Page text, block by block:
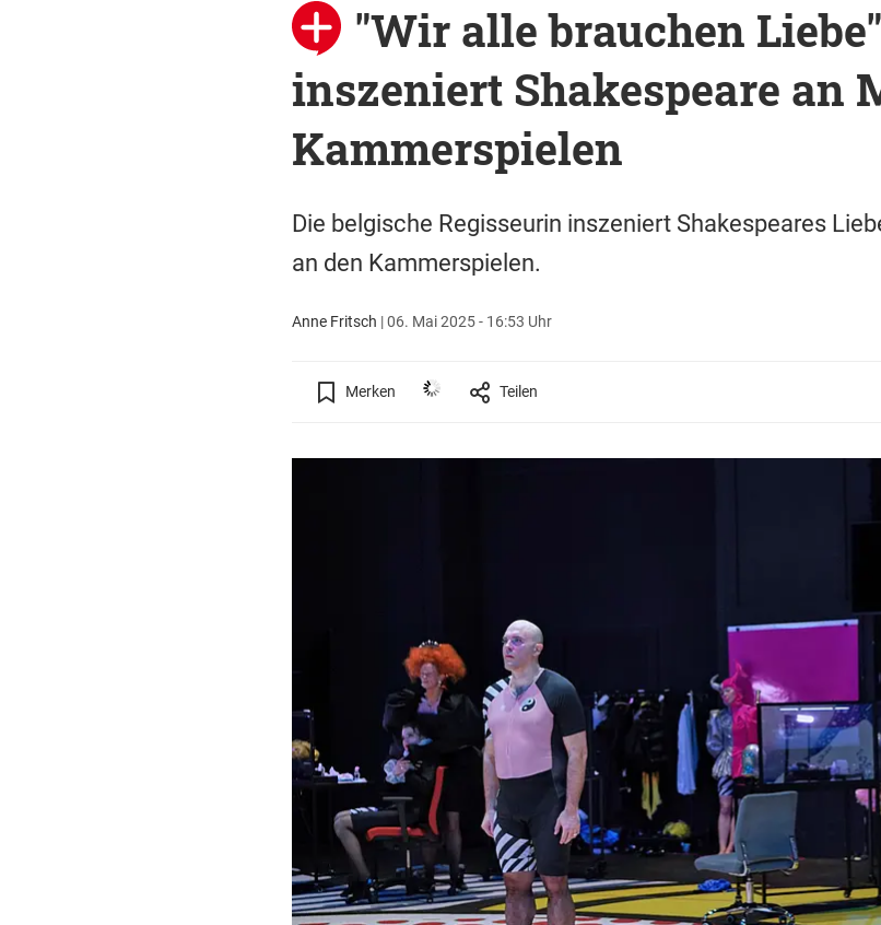
"Wir alle brauchen
inszeniert Shakespeare an
Kammerspielen
Die belgische Regisseurin inszeniert Shakespeares
an den Kammerspielen.
Anne Fritsch |06. Mai 2025 - 16:53 Uhr
Merken Teilen